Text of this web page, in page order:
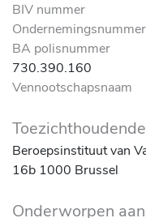
BIV nummer
Ondernemingsnummer
BA polisnummer
730.390.160
Vennootschapsnaam
Beroepsinstituut van
16b 1000 Brussel
Onderworpen